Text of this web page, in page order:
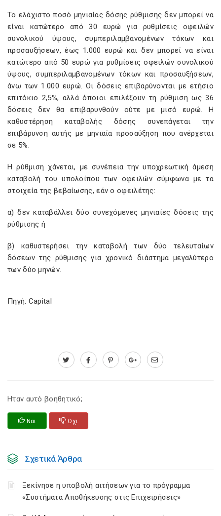
Το ελάχιστο ποσό μηνιαίας δόσης ρύθμισης δεν μπορεί να
είναι κατώτερο από 30 ευρώ για ρυθμίσεις οφειλών
συνολικού ύψους, συμπεριλαμβανομένων τόκων και
προσαυξήσεων, έως 1.000 ευρώ και δεν μπορεί να είναι
κατώτερο από 50 ευρώ για ρυθμίσεις οφειλών συνολικού
ύψους, συμπεριλαμβανομένων τόκων και προσαυξήσεων,
άνω των 1.000 ευρώ. Οι δόσεις επιβαρύνονται με ετήσιο
επιτόκιο 2,5%, αλλά όποιοι επιλέξουν τη ρύθμιση ως 36
δόσεις δεν θα επιβαρυνθούν ούτε με μισό ευρώ. Η
καθυστέρηση καταβολής δόσης συνεπάγεται την
επιβάρυνση αυτής με μηνιαία προσαύξηση που ανέρχεται
σε 5%.
Η ρύθμιση χάνεται, με συνέπεια την υποχρεωτική άμεση
καταβολή του υπολοίπου των οφειλών σύμφωνα με τα
στοιχεία της βεβαίωσης, εάν ο οφειλέτης:
α) δεν καταβάλλει δύο συνεχόμενες μηνιαίες δόσεις της
ρύθμισης ή
β) καθυστερήσει την καταβολή των δύο τελευταίων
δόσεων της ρύθμισης για χρονικό διάστημα μεγαλύτερο
των δύο μηνών.
Πηγή: Capital
Ηταν αυτό βοηθητικό;
Ναι Οχι
Σχετικά Άρθρα
Ξεκίνησε η υποβολή αιτήσεων για το πρόγραμμα
«Συστήματα Αποθήκευσης στις Επιχειρήσεις»